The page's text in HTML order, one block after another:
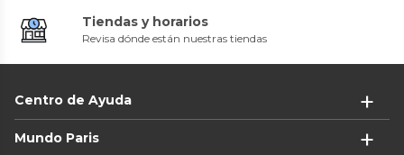
Tiendas y horarios
Revisa dónde están nuestras tiendas
Centro de Ayuda
Mundo Paris